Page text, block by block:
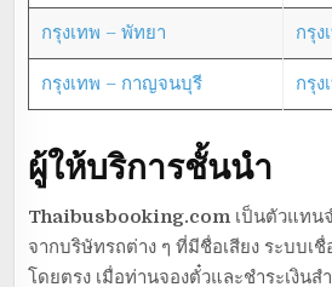
กรุงเทพ – พัทยา กรุง
กรุงเทพ – กาญจนบุรี กรุง
ผู้ให้บริการชั้นนำ
Thaibusbooking.com เป็นตัวแทน
จากบริษัทรถต่าง ๆ ที่มีชื่อเสียง ระบบเ
โดยตรง เมื่อท่านจองตั๋วและชำระเงินส